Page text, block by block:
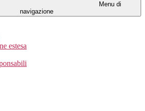
Menu di
navigazione
estesa